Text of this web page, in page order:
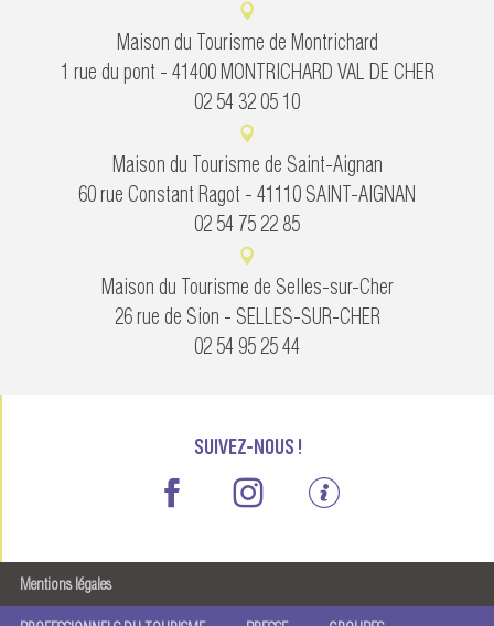
Maison du Tourisme de Montrichard
1 rue du pont - 41400 MONTRICHARD VAL DE CHER
02 54 32 05 10
Maison du Tourisme de Saint-Aignan
60 rue Constant Ragot - 41110 SAINT-AIGNAN
02 54 75 22 85
Maison du Tourisme de Selles-sur-Cher
26 rue de Sion - SELLES-SUR-CHER
02 54 95 25 44
SUIVEZ-NOUS !
Mentions légales